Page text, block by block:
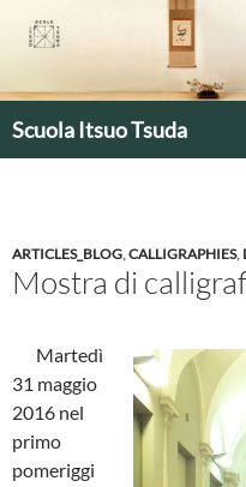
Scuola Itsuo Tsuda
ARTICLES_BLOG,CALLIGRAPHIES,
Mostra di
Martedì
31 maggio
2016 nel
primo
pomeriggi